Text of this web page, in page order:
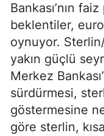
Bankası’nın
beklentiler,
oynuyor.
yakın güçlü
Merkez
sürdürmesi,
göstermesine
göre sterlin,